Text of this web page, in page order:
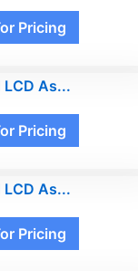
Pricing
LCD As...
Pricing
LCD As...
Pricing